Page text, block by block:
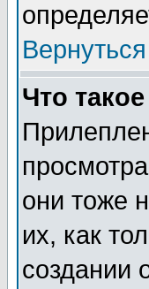
Что
они тоже
их, как
создании